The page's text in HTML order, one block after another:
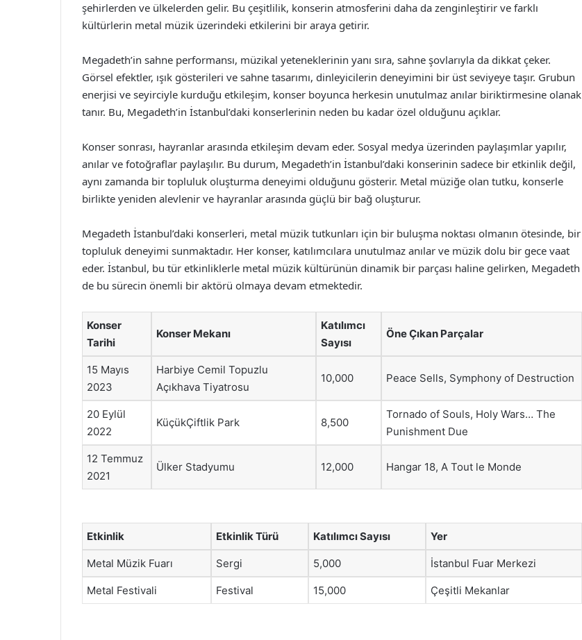
şehirlerden ve ülkelerden gelir. Bu çeşitlilik, konserin atmosferini daha da zenginleştirir ve farklı
kültürlerin metal müzik üzerindeki etkilerini bir araya getirir.
Megadeth’in sahne performansı, müzikal yeteneklerinin yanı sıra, sahne şovlarıyla da dikkat çeker.
Görsel efektler, ışık gösterileri ve sahne tasarımı, dinleyicilerin deneyimini bir üst seviyeye taşır. Grubun
enerjisi ve seyirciyle kurduğu etkileşim, konser boyunca herkesin unutulmaz anılar biriktirmesine olanak
tanır. Bu, Megadeth’in İstanbul’daki konserlerinin neden bu kadar özel olduğunu açıklar.
Konser sonrası, hayranlar arasında etkileşim devam eder. Sosyal medya üzerinden paylaşımlar yapılır,
anılar ve fotoğraflar paylaşılır. Bu durum, Megadeth’in İstanbul’daki konserinin sadece bir etkinlik değil,
aynı zamanda bir topluluk oluşturma deneyimi olduğunu gösterir. Metal müziğe olan tutku, konserle
birlikte yeniden alevlenir ve hayranlar arasında güçlü bir bağ oluşturur.
Megadeth İstanbul’daki konserleri, metal müzik tutkunları için bir buluşma noktası olmanın ötesinde, bir
topluluk deneyimi sunmaktadır. Her konser, katılımcılara unutulmaz anılar ve müzik dolu bir gece vaat
eder. İstanbul, bu tür etkinliklerle metal müzik kültürünün dinamik bir parçası haline gelirken, Megadeth
de bu sürecin önemli bir aktörü olmaya devam etmektedir.
Konser
Tarihi
Konser Mekanı
Katılımcı
Sayısı
Öne Çıkan Parçalar
15 Mayıs
2023
Harbiye Cemil Topuzlu
Açıkhava Tiyatrosu
10,000 Peace Sells, Symphony of Destruction
20 Eylül
2022
KüçükÇiftlik Park 8,500
Tornado of Souls, Holy Wars… The
Punishment Due
12 Temmuz
2021
Ülker Stadyumu 12,000 Hangar 18, A Tout le Monde
Etkinlik Etkinlik Türü Katılımcı Sayısı Yer
Metal Müzik Fuarı Sergi 5,000 İstanbul Fuar Merkezi
Metal Festivali Festival 15,000 Çeşitli Mekanlar